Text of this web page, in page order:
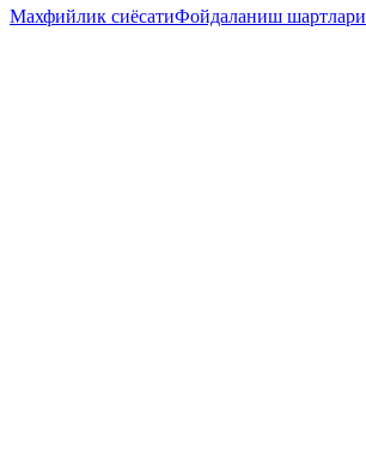
Махфийлик сиёсатиФойдаланиш шартлари